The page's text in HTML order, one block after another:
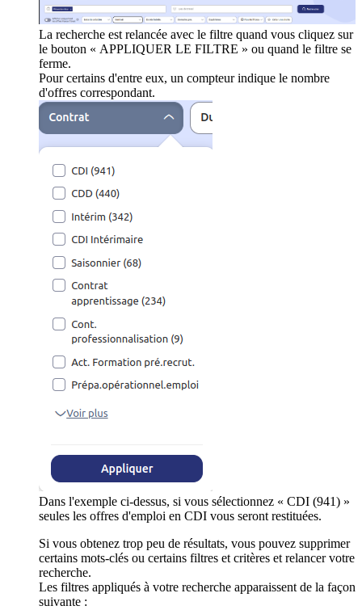
La recherche est relancée avec le filtre quand vous cliquez sur
le bouton « APPLIQUER LE FILTRE » ou quand le filtre se
ferme.
Pour certains d'entre eux, un compteur indique le nombre
d'offres correspondant.
Dans l'exemple ci-dessus, si vous sélectionnez « CDI (941) »
seules les offres d'emploi en CDI vous seront restituées.
Si vous obtenez trop peu de résultats, vous pouvez supprimer
certains mots-clés ou certains filtres et critères et relancer votre
recherche.
Les filtres appliqués à votre recherche apparaissent de la façon
suivante :